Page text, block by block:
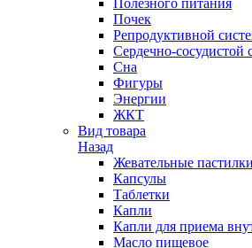
Полезного питания
Почек
Репродуктивной
Сердечно-сосудистой
Сна
Фигуры
Энергии
ЖКТ
Вид товара
Назад
Жевательные пастилки
Капсулы
Таблетки
Капли
Капли для приема
Масло пищевое